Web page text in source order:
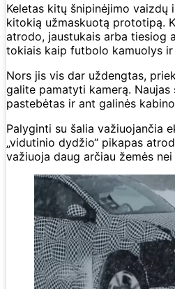
Keletas kitų šnipinėjimo vaizdų
kitokią užmaskuotą prototipą.
atrodo, jaustukais arba tiesiog
tokiais kaip futbolo kamuolys ir
Nors jis vis dar uždengtas,
galite pamatyti kamerą. Naujas
pastebėtas ir ant galinės
Palyginti su šalia važiuojančia
„vidutinio dydžio“ pikapas
važiuoja daug arčiau žemės